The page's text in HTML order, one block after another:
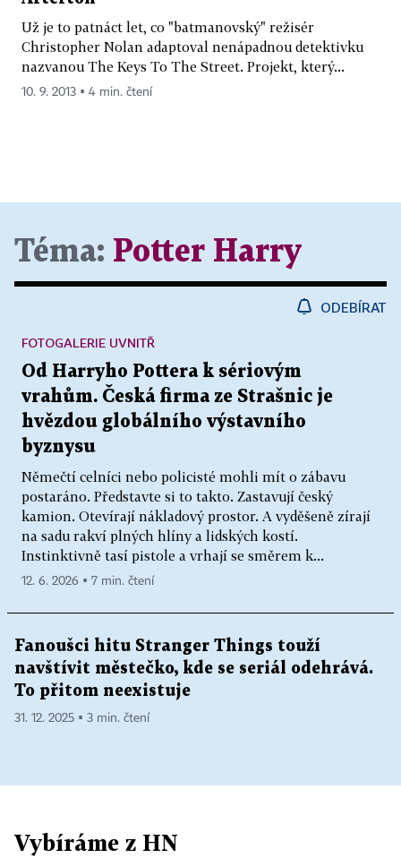
Už je to patnáct let, co "batmanovský" režisér
Christopher Nolan adaptoval nenápadnou detektivku
nazvanou The Keys To The Street. Projekt, který...
10. 9. 2013 ▪ 4 min. čtení
Téma: Potter Harry
ODEBÍRAT
Od Harryho Pottera k sériovým
vrahům. Česká firma ze Strašnic je
hvězdou globálního výstavního
byznysu
Němečtí celníci nebo policisté mohli mít o zábavu
postaráno. Představte si to takto. Zastavují český
kamion. Otevírají nákladový prostor. A vyděšeně zírají
na sadu rakví plných hlíny a lidských kostí.
Instinktivně tasí pistole a vrhají se směrem k...
FOTOGALERIE UVNITŘ
12. 6. 2026 ▪ 7 min. čtení
Fanoušci hitu Stranger Things touží
navštívit městečko, kde se seriál odehrává.
To přitom neexistuje
31. 12. 2025 ▪ 3 min. čtení
Vybíráme z HN